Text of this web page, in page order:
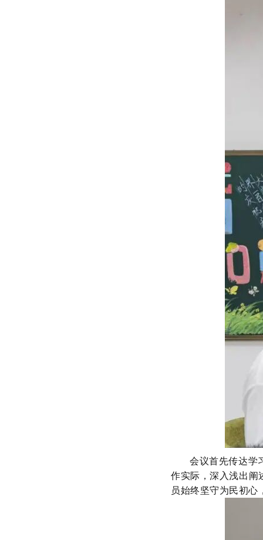
会议首先传达学
作实际，深入浅出阐
员始终坚守为民初